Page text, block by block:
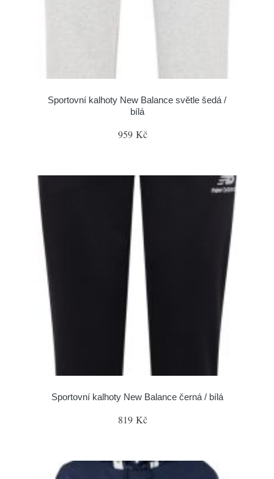
Sportovní kalhoty New Balance světle šedá /
bílá
959 Kč
Sportovní kalhoty New Balance černá / bílá
819 Kč